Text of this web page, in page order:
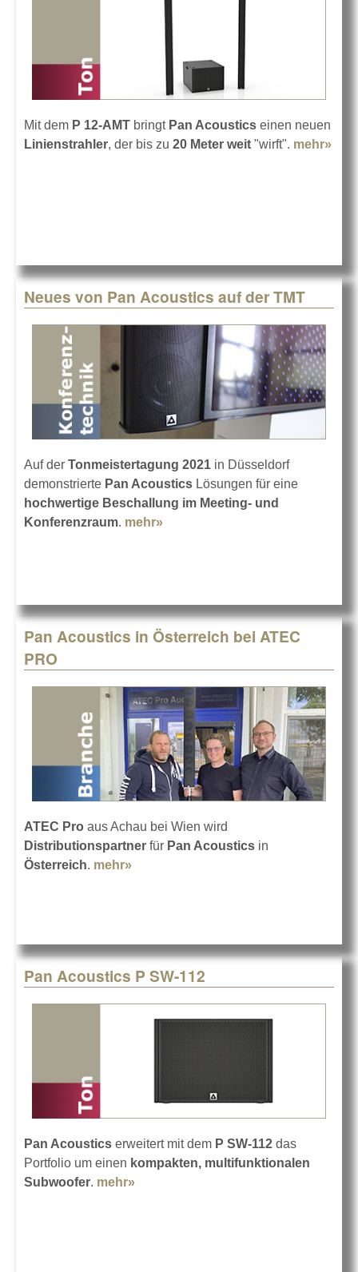
Mit dem P 12-AMT bringt Pan Acoustics einen neuen
Linienstrahler, der bis zu 20 Meter weit "wirft". mehr»
Neues von Pan Acoustics auf der TMT
Auf der Tonmeistertagung 2021 in Düsseldorf
demonstrierte Pan Acoustics Lösungen für eine
hochwertige Beschallung im Meeting- und
Konferenzraum. mehr»
Pan Acoustics in Österreich bei ATEC
PRO
ATEC Pro aus Achau bei Wien wird
Distributionspartner für Pan Acoustics in
Österreich. mehr»
Pan Acoustics P SW-112
Pan Acoustics erweitert mit dem P SW-112 das
Portfolio um einen kompakten, multifunktionalen
Subwoofer. mehr»